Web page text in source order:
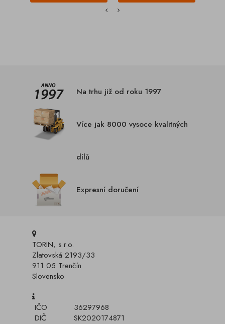
Na trhu již od roku 1997
Více jak 8000 vysoce kvalitných
dílů
Expresní doručení
TORIN, s.r.o.
Zlatovská 2193/33
911 05 Trenčín
Slovensko
IČO
36297968
DIČ
SK2020174871